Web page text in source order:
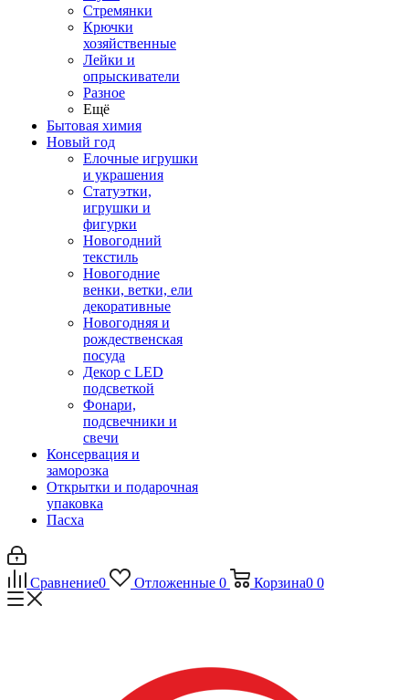
Стремянки
Крючки
хозяйственные
Лейки и
опрыскиватели
Разное
Ещё
Бытовая химия
Новый год
Елочные игрушки
и украшения
Статуэтки,
игрушки и
фигурки
Новогодний
текстиль
Новогодние
венки, ветки, ели
декоративные
Новогодняя и
рождественская
посуда
Декор с LED
подсветкой
Фонари,
подсвечники и
свечи
Консервация и
заморозка
Открытки и подарочная
упаковка
Пасха
Сравнение0 Отложенные 0 Корзина0 0